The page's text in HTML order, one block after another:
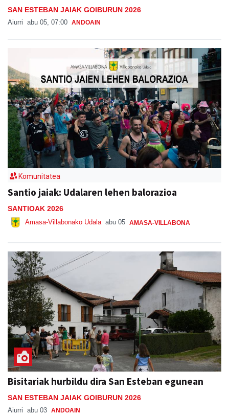
SAN ESTEBAN JAIAK GOIBURUN 2026
Aiurri abu 05, 07:00 ANDOAIN
Komunitatea
Santio jaiak: Udalaren lehen balorazioa
SANTIOAK 2026
Amasa-Villabonako Udala abu 05 AMASA-VILLABONA
Bisitariak hurbildu dira San Esteban egunean
SAN ESTEBAN JAIAK GOIBURUN 2026
Aiurri abu 03 ANDOAIN